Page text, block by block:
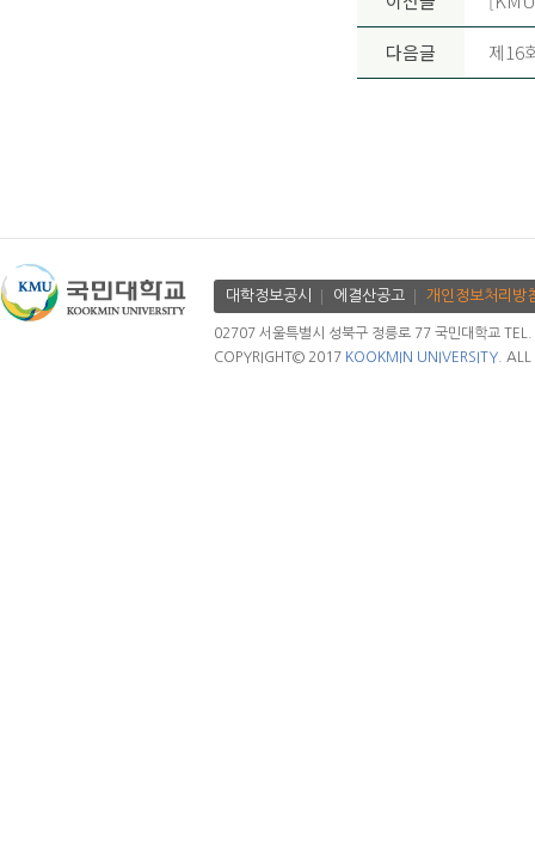
다음글 제16
대학정보공시 에결산공고 개인정보처리방
02707 서울특별시 성북구 정릉로 77 국민대학교
COPYRIGHT© 2017 KOOKMIN UNIVERSITY. ALL